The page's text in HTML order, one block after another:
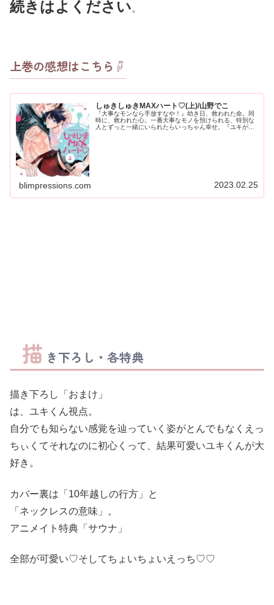
続きはよください。
上巻の感想はこちら☟
しゅきしゅきMAXハート♡(上)/山野でこ
『大事なモンなら手放すなや！』幼き日、救われた命。同
時に、救われた心。一番大事なモノを預けられる、特別な
人とずっと一緒にいられたらいっちゃん幸せ。『ユキが好
blimpressions.com 2023.02.25
描 き下ろし・各特典
描き下ろし「おまけ」
は、ユキくん視点。
自分でも知らない感覚を辿っていく姿がとんでもなくえっ
ちぃくてそれなのに初心くって、結果可愛いユキくんが大
好き。
カバー裏は「10年越しの行方」と
「ネックレスの意味」。
アニメイト特典「サウナ」
全部が可愛い♡そしてちょいちょいえっち♡♡